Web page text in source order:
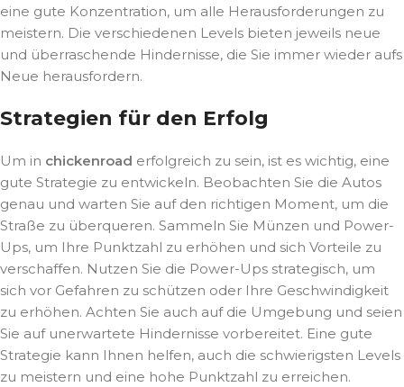
eine gute Konzentration, um alle Herausforderungen zu
meistern. Die verschiedenen Levels bieten jeweils neue
und überraschende Hindernisse, die Sie immer wieder aufs
Neue herausfordern.
Strategien für den Erfolg
Um in chickenroad erfolgreich zu sein, ist es wichtig, eine
gute Strategie zu entwickeln. Beobachten Sie die Autos
genau und warten Sie auf den richtigen Moment, um die
Straße zu überqueren. Sammeln Sie Münzen und Power-
Ups, um Ihre Punktzahl zu erhöhen und sich Vorteile zu
verschaffen. Nutzen Sie die Power-Ups strategisch, um
sich vor Gefahren zu schützen oder Ihre Geschwindigkeit
zu erhöhen. Achten Sie auch auf die Umgebung und seien
Sie auf unerwartete Hindernisse vorbereitet. Eine gute
Strategie kann Ihnen helfen, auch die schwierigsten Levels
zu meistern und eine hohe Punktzahl zu erreichen.